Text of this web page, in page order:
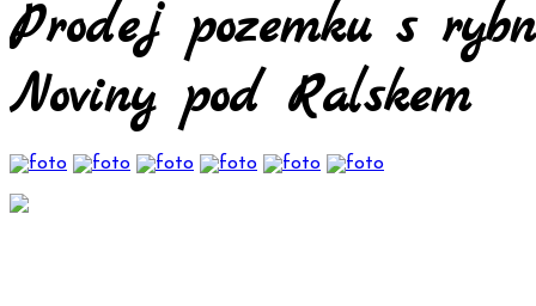
Prodej pozemku s
Noviny pod Ralskem